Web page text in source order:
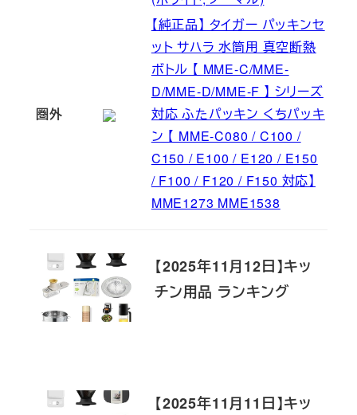
圏外
【純正品】 タイガー パッキンセ
ット サハラ 水筒用 真空断熱
ボトル 【 MME-C/MME-
D/MME-D/MME-F 】 シリーズ
対応 ふたパッキン くちパッキ
ン 【 MME-C080 / C100 /
C150 / E100 / E120 / E150
/ F100 / F120 / F150 対応】
MME1273 MME1538
【2025年11月12日】キッ
チン用品 ランキング
【2025年11月11日】キッ